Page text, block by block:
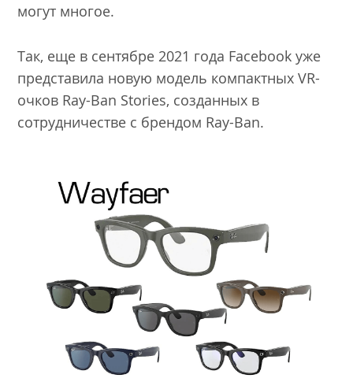
могут многое.
Так, еще в сентябре 2021 года Facebook уже
представила новую модель компактных VR-
очков Ray-Ban Stories, созданных в
сотрудничестве с брендом Ray-Ban.